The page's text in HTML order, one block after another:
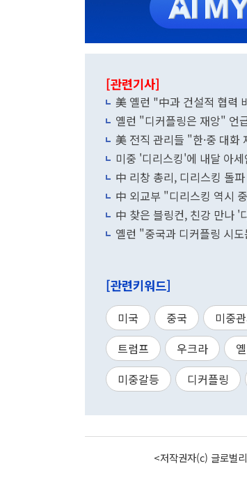
[관련기사]
美 옐런 "中과 건설적 협력
옐런 "디커플링은 재앙" 언
美 전직 관리들 "한·중 대
미중 '디리스킹'에 내달 아
中 리창 총리, 디리스킹 돌
中 외교부 "디리스킹 역시
中 찾은 블링컨, 친강 만나 '
옐런 "중국과 디커플링 시
[관련키워드]
미국 중국 미중
트럼프
우크라
미중갈등
디커플링
<저작권자(c) 글로벌